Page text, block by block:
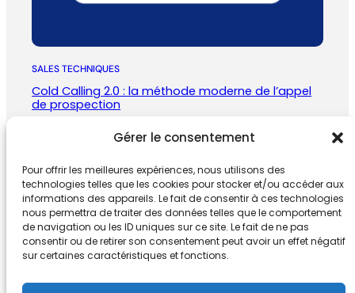
Gérer le consentement
Pour offrir les meilleures expériences, nous utilisons des
technologies telles que les cookies pour stocker et/ou accéder aux
informations des appareils. Le fait de consentir à ces technologies
nous permettra de traiter des données telles que le comportement
de navigation ou les ID uniques sur ce site. Le fait de ne pas
consentir ou de retirer son consentement peut avoir un effet négatif
sur certaines caractéristiques et fonctions.
SALES TECHNIQUES
Cold Calling 2.0 : la méthode moderne de l’appel
de prospection
SV Digital